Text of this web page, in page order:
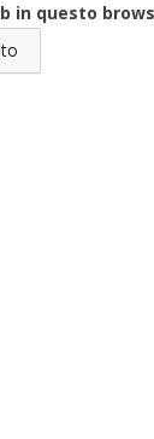
in questo